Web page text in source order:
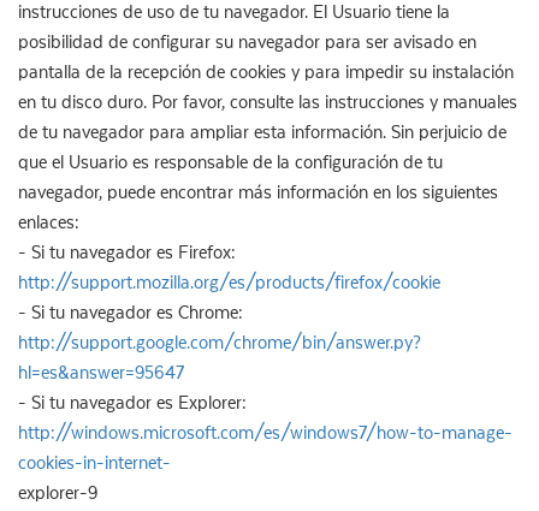
instrucciones de uso de tu navegador. El Usuario tiene la
posibilidad de configurar su navegador para ser avisado en
pantalla de la recepción de cookies y para impedir su instalación
en tu disco duro. Por favor, consulte las instrucciones y manuales
de tu navegador para ampliar esta información. Sin perjuicio de
que el Usuario es responsable de la configuración de tu
navegador, puede encontrar más información en los siguientes
enlaces:
- Si tu navegador es Firefox:
http://support.mozilla.org/es/products/firefox/cookie
- Si tu navegador es Chrome:
http://support.google.com/chrome/bin/answer.py?
hl=es&answer=95647
- Si tu navegador es Explorer:
http://windows.microsoft.com/es/windows7/how-to-manage-
cookies-in-internet-
explorer-9